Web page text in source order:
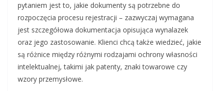
pytaniem jest to, jakie dokumenty są potrzebne do
rozpoczęcia procesu rejestracji – zazwyczaj wymagana
jest szczegółowa dokumentacja opisująca wynalazek
oraz jego zastosowanie. Klienci chcą także wiedzieć, jakie
są różnice między różnymi rodzajami ochrony własności
intelektualnej, takimi jak patenty, znaki towarowe czy
wzory przemysłowe.